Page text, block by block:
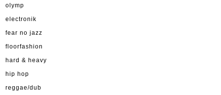
olymp
electronik
fear no jazz
floorfashion
hard & heavy
hip hop
reggae/dub